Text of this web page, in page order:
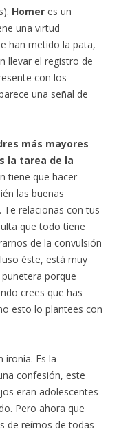
Homer es un
una virtud
han metido la pata,
llevar el registro de
con los
una señal de
más mayores
la tarea de la
tiene que hacer
las buenas
relacionas con tus
que todo tiene
de la convulsión
éste, está muy
porque
crees que has
esto lo plantees con
ironía. Es la
confesión, este
eran adolescentes
Pero ahora que
de reírnos de todas